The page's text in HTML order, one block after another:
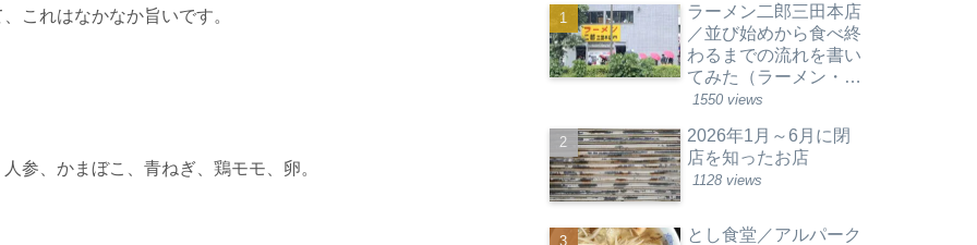
これはなかなか旨いです。
参、かまぼこ、青ねぎ、鶏モモ、卵。
ラーメン二郎三田本店
／並び始めから食べ終
わるまでの流れを書い
てみた（ラーメン・東
京都港区）
1550 views
2026年1月～6月に閉
店を知ったお店
1128 views
とし食堂／アルパーク